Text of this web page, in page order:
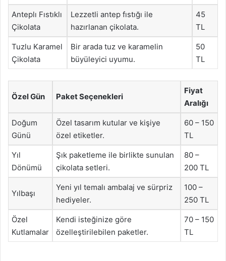
Anteplı Fıstıklı
Çikolata
Lezzetli antep fıstığı ile
hazırlanan çikolata.
45
TL
Tuzlu Karamel
Çikolata
Bir arada tuz ve karamelin
büyüleyici uyumu.
50
TL
Özel Gün Paket Seçenekleri
Fiyat
Aralığı
Doğum
Günü
Özel tasarım kutular ve kişiye
özel etiketler.
60 – 150
TL
Yıl
Dönümü
Şık paketleme ile birlikte sunulan
çikolata setleri.
80 –
200 TL
Yılbaşı
Yeni yıl temalı ambalaj ve sürpriz
hediyeler.
100 –
250 TL
Özel
Kutlamalar
Kendi isteğinize göre
özelleştirilebilen paketler.
70 – 150
TL